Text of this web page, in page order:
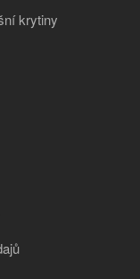
krytiny